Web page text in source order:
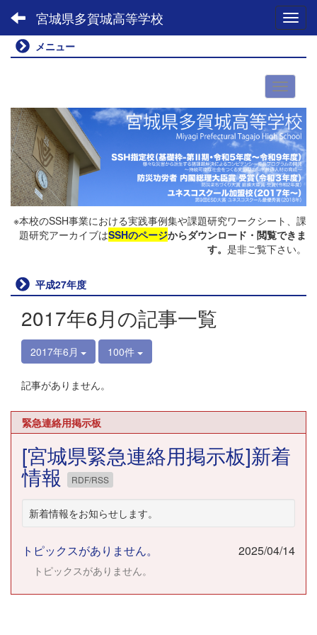
宮城県多賀城高等学校
メニュー
※本校のSSH事業における実践事例集や課題研究ワークシート、課
題研究アーカイブはSSHのページからダウンロード・閲覧できま
す。 是非ご覧下さい。
平成27年度
2017年6月の記事一覧
2017年6月 100件
記事がありません。
緊急連絡用掲示板
[宮城県緊急連絡用掲示板]新着
情報 RDF/RSS
新着情報をお知らせします。
トピックスがありません。 2025/04/14
トピックスがありません。